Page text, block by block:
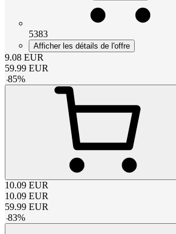
5383
Afficher les détails de l'offre
9.08 EUR
59.99 EUR
-85%
10.09 EUR
10.09 EUR
59.99 EUR
-83%